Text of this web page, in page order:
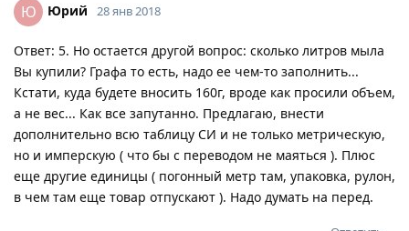
Ю Юрий 28 янв 2018
Ответ: 5. Но остается другой вопрос: сколько литров мыла
Вы купили? Графа то есть, надо ее чем-то заполнить...
Кстати, куда будете вносить 160г, вроде как просили объем,
а не вес... Как все запутанно. Предлагаю, внести
дополнительно всю таблицу СИ и не только метрическую,
но и имперскую ( что бы с переводом не маяться ). Плюс
еще другие единицы ( погонный метр там, упаковка, рулон,
в чем там еще товар отпускают ). Надо думать на перед.